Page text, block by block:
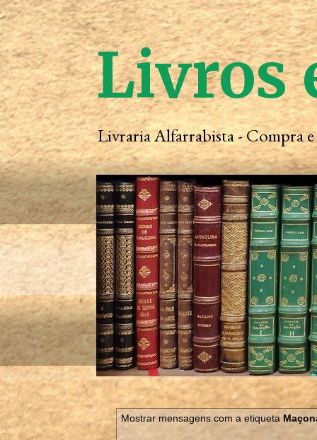
Livros
Livraria Alfarrabista - Compra
Mostrar mensagens com a etiqueta